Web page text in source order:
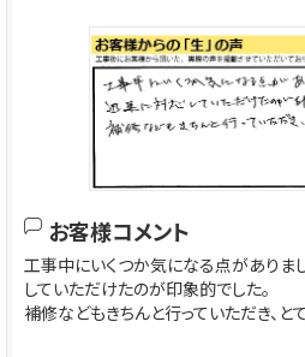
お客様コメント
工事中にいくつか気になる点がありま
していただけたのが印象的でした。
補修などもきちんと行っていただき、と